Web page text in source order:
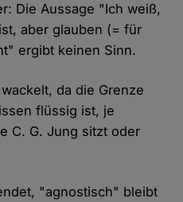
Die Aussage "Ich weiß,
aber glauben (= für
ergibt keinen Sinn.
da die Grenze
flüssig ist, je
C. G. Jung sitzt oder
"agnostisch" bleibt